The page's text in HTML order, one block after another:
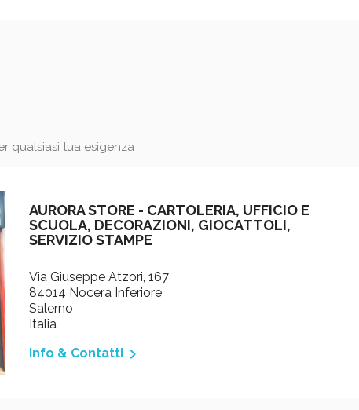
qualsiasi tua esigenza
AURORA STORE - CARTOLERIA, UFFICIO E
SCUOLA, DECORAZIONI, GIOCATTOLI,
SERVIZIO STAMPE
Via Giuseppe Atzori, 167
84014 Nocera Inferiore
Salerno
Italia
Info & Contatti 